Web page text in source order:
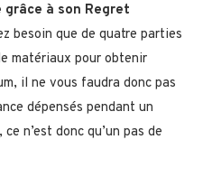
à son Regret
besoin que de quatre parties
matériaux pour obtenir
il ne vous faudra donc pas
dépensés pendant un
n’est donc qu’un pas de